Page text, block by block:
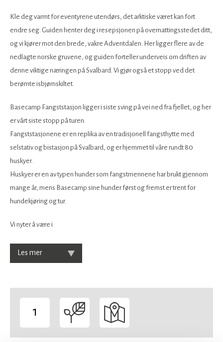
Kle deg varmt for eventyrene utendørs, det arktiske været kan fort
endre seg. Guiden henter deg i resepsjonen på overnattingsstedet ditt,
og vi kjører mot den brede, vakre Adventdalen. Her ligger flere av de
nedlagte norske gruvene, og guiden forteller underveis om driften av
denne viktige næringen på Svalbard. Vi gjør også et stopp ved det
berømte isbjørnskiltet.
Basecamp Fangststasjon ligger i siste sving på vei ned fra fjellet, og her
er vårt siste stopp på turen.
Fangststasjonene er en replika av en tradisjonell fangsthytte med
selstativ og bistasjon på Svalbard, og er hjemmet til våre rundt 80
huskyer.
Huskyer er en av typen hunder som fangstmennene har brukt gjennom
mange år, mens Basecamp sine hunder først og fremst er trent for
hundekjøring og tur.
Vi nyter å være i
Les mer
1